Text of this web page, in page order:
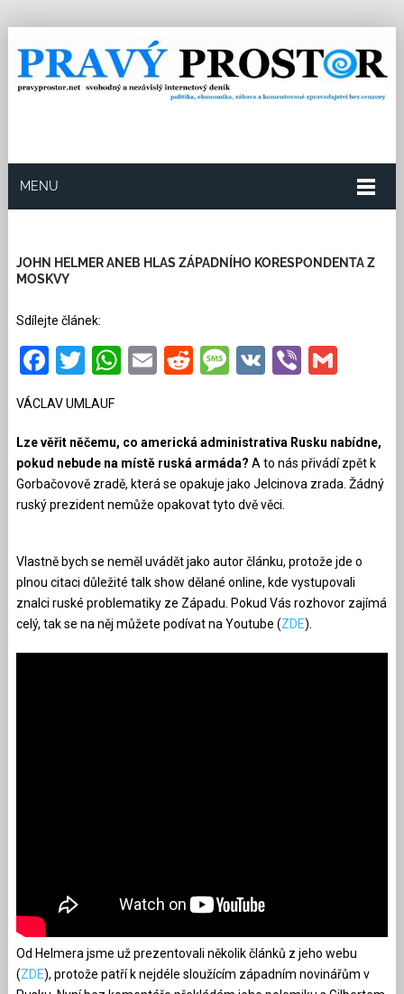
MENU
JOHN HELMER ANEB HLAS ZÁPADNÍHO KORESPONDENTA Z
MOSKVY
Sdílejte článek:
Facebook
Twitter
WhatsApp
EmailRedditMessage
VKViber
VÁCLAV UMLAUF
Lze věřit něčemu, co americká administrativa Rusku nabídne,
pokud nebude na místě ruská armáda? A to nás přivádí zpět k
Gorbačovově zradě, která se opakuje jako Jelcinova zrada. Žádný
ruský prezident nemůže opakovat tyto dvě věci.
Vlastně bych se neměl uvádět jako autor článku, protože jde o
plnou citaci důležité talk show dělané online, kde vystupovali
znalci ruské problematiky ze Západu. Pokud Vás rozhovor zajímá
celý, tak se na něj můžete podívat na Youtube (ZDE).
Od Helmera jsme už prezentovali několik článků z jeho webu
(ZDE), protože patří k nejdéle sloužícím západním novinářům v